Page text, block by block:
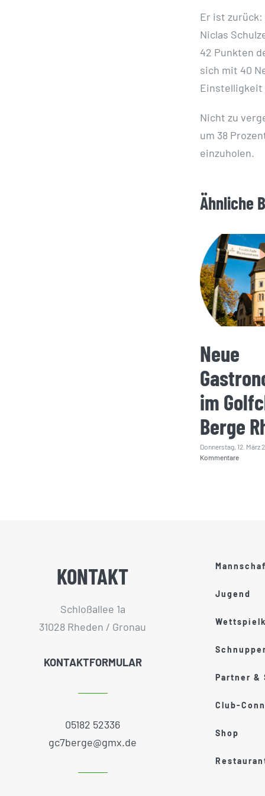
Er ist zurück:
Niclas
42 Punkten
sich mit 40
Einstelligkeit
Nicht zu
um 38
einzuholen.
Ähnliche
Neue
im
Berge
Donnerstag, 12. März
Kommentare
KONTAKT
Schloßallee 1a
31028 Rheden / Gronau
KONTAKTFORMULAR
05182 52336
gc7berge@gmx.de
Jugend
Partner &
Club-
Shop